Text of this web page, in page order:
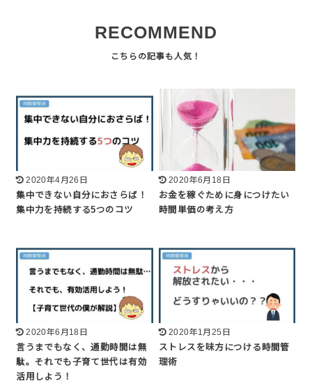
RECOMMEND
2020年4月26日
集中できない自分におさらば！
集中力を持続する5つのコツ
2020年6月18日
お金を稼ぐために身につけたい
時間単価の考え方
2020年6月18日
言うまでもなく、通勤時間は無
駄。それでも子育て世代は有効
活用しよう！
2020年1月25日
ストレスを味方につける時間管
理術